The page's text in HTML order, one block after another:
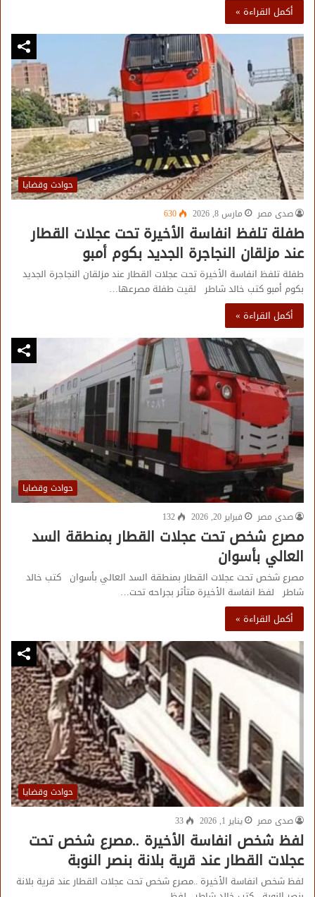
أكمل القراءة »
حوادث وقضايا
صدى مصر
مارس 8, 2026 630
طفلة تلفظ انفاسة الأخيرة تحت عجلات القطار
عند مزلقان النجاجرة الجديد بكوم أمبو
طفلة تلفظ انفاسة الأخيرة تحت عجلات القطار عند مزلقان النجاجرة الجديد
بكوم أمبو كتب خالد شاطر لقيت طفلة مصرعها…
أكمل القراءة »
حوادث وقضايا
صدى مصر
فبراير 20, 2026 132
مصرع شخص تحت عجلات القطار بمنطقة السد
العالي بأسوان
مصرع شخص تحت عجلات القطار بمنطقة السد العالي بأسوان كتب خالد
شاطر لفظ انفاسة الأخيرة متأثر بجراحه تحت…
أكمل القراءة »
حوادث وقضايا
صدى مصر
يناير 1, 2026 33
لفظ شخص انفاسة الأخيرة ..مصرع شخص تحت
عجلات القطار عند قرية بلانة بنصر النوبة
لفظ شخص انفاسة الأخيرة ..مصرع شخص تحت عجلات القطار عند قرية بلانة